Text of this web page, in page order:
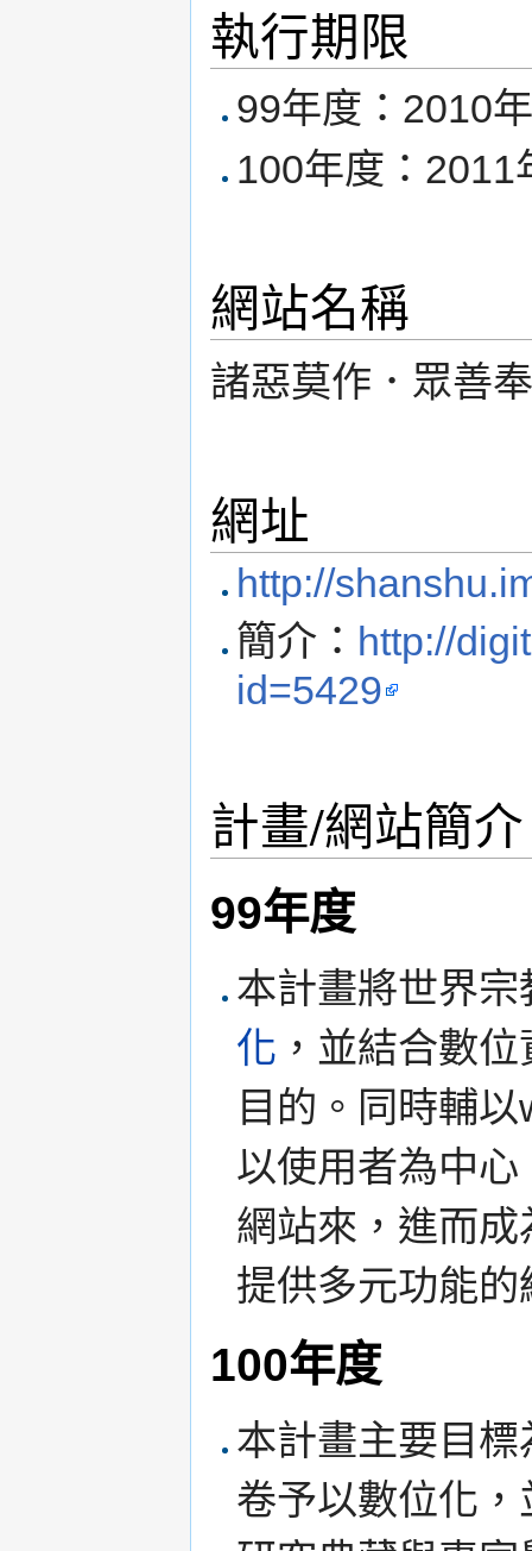
執行期限
99年度：2010
100年度：2011
網站名稱
諸惡莫作．眾善
網址
http://
簡介： http://
id=5429
計畫/網站簡介
99年度
本計畫將世界
化 ，並結合數
目的。同時輔
以使用者為中
網站來，進而
提供多元功能
100年度
本計畫主要目
卷予以數位化